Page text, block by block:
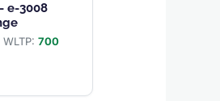
e-3008
700